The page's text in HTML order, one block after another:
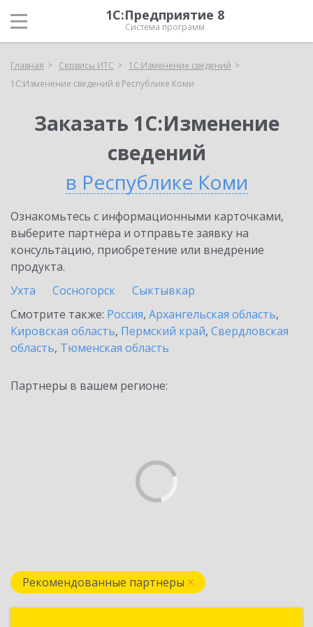
1С:Предприятие 8
Система программ
Главная Сервисы ИТС
1С:Изменение сведений
1С:Изменение сведений в Республике Коми
Заказать 1С:Изменение
сведений
в Республике Коми
Ознакомьтесь с информационными карточками,
выберите партнёра и отправьте заявку на
консультацию, приобретение или внедрение
продукта.
Ухта
Сосногорск
Сыктывкар
Смотрите также: Россия, Архангельская область,
Кировская область, Пермский край, Свердловская
область, Тюменская область
Партнеры в вашем регионе:
Рекомендованные партнеры